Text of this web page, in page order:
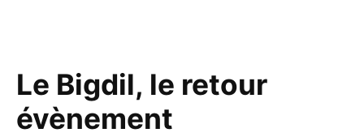
Le Bigdil, le retour
évènement